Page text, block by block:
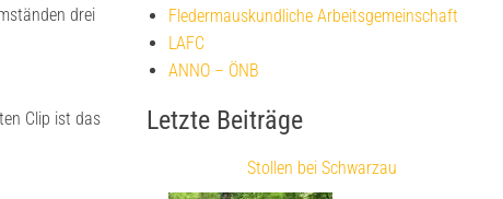
drei
Clip ist das
Fledermauskundliche Arbeitsgemeinschaft
LAFC
ANNO – ÖNB
Letzte Beiträge
Stollen bei Schwarzau